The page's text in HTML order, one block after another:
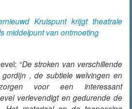
Kruispunt krijgt theatrale
middelpunt van ontmoeting
“De stroken van verschillende
, de subtiele welvingen en
voor een interessant
verlevendigt en gedurende de